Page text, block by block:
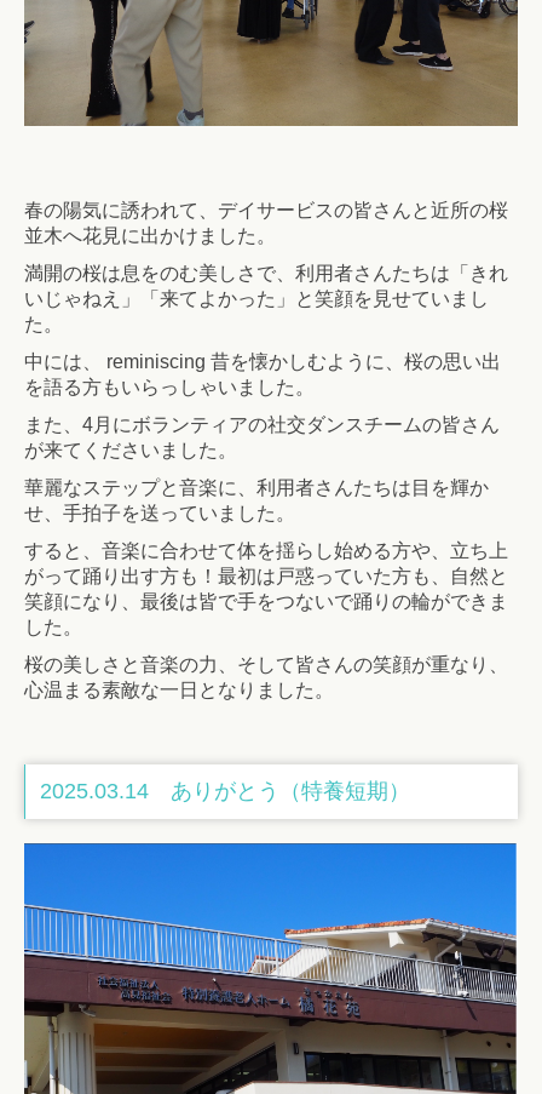
春の陽気に誘われて、デイサービスの皆さんと近所の桜
並木へ花見に出かけました。
満開の桜は息をのむ美しさで、利用者さんたちは「きれ
いじゃねえ」「来てよかった」と笑顔を見せていまし
た。
中には、 reminiscing 昔を懐かしむように、桜の思い出
を語る方もいらっしゃいました。
また、4月にボランティアの社交ダンスチームの皆さん
が来てくださいました。
華麗なステップと音楽に、利用者さんたちは目を輝か
せ、手拍子を送っていました。
すると、音楽に合わせて体を揺らし始める方や、立ち上
がって踊り出す方も！最初は戸惑っていた方も、自然と
笑顔になり、最後は皆で手をつないで踊りの輪ができま
した。
桜の美しさと音楽の力、そして皆さんの笑顔が重なり、
心温まる素敵な一日となりました。
2025.03.14 ありがとう（特養短期）